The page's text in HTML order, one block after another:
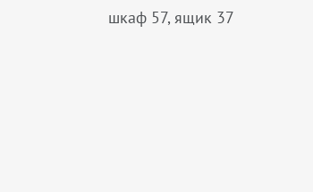
шкаф 57, ящик 37